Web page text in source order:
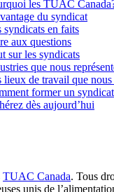
les TUAC
du syndicat
syndicats en faits
aux questions
sur les syndicats
que nous
lieux de travail que nous
former un syndicat
dès aujourd’hui
TUAC Canada. Tous
unis de